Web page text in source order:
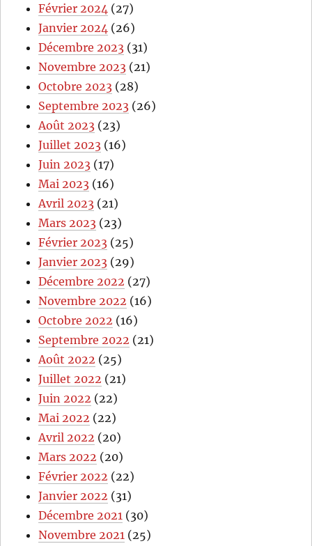
Février 2024 (27)
Janvier 2024 (26)
Décembre 2023 (31)
Novembre 2023 (21)
Octobre 2023 (28)
Septembre 2023 (26)
Août 2023 (23)
Juillet 2023 (16)
Juin 2023 (17)
Mai 2023 (16)
Avril 2023 (21)
Mars 2023 (23)
Février 2023 (25)
Janvier 2023 (29)
Décembre 2022 (27)
Novembre 2022 (16)
Octobre 2022 (16)
Septembre 2022 (21)
Août 2022 (25)
Juillet 2022 (21)
Juin 2022 (22)
Mai 2022 (22)
Avril 2022 (20)
Mars 2022 (20)
Février 2022 (22)
Janvier 2022 (31)
Décembre 2021 (30)
Novembre 2021 (25)